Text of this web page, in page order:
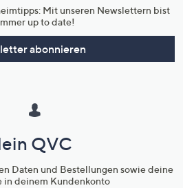
Mit unseren Newslettern bist
up to date!
abonnieren
QVC
Daten und Bestellungen sowie deine
in deinem Kundenkonto